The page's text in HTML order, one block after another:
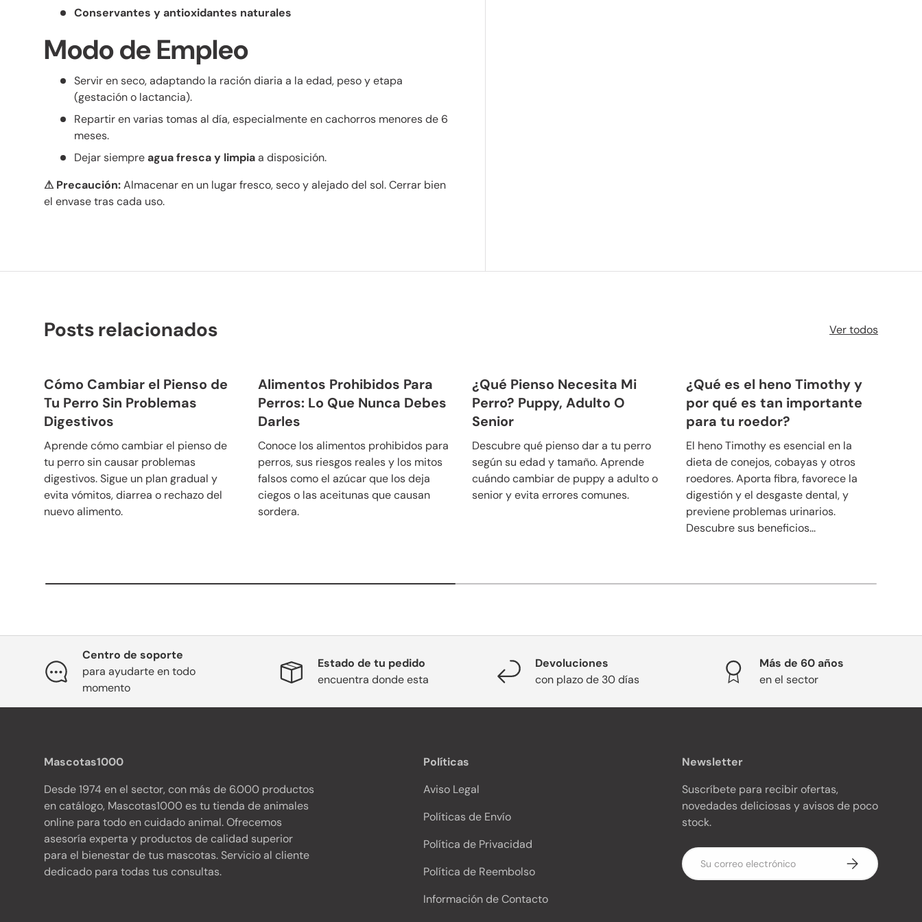
Conservantes y antioxidantes naturales
Modo de Empleo
Servir en seco, adaptando la ración diaria a la edad, peso y etapa
(gestación o lactancia).
Repartir en varias tomas al día, especialmente en cachorros menores de 6
meses.
Dejar siempreagua fresca y limpiaa disposición.
⚠ Precaución:Almacenar en un lugar fresco, seco y alejado del sol. Cerrar bien
el envase tras cada uso.
Posts relacionados Ver todos
Cómo Cambiar el Pienso de
Tu Perro Sin Problemas
Digestivos
Aprende cómo cambiar el pienso de
tu perro sin causar problemas
digestivos. Sigue un plan gradual y
evita vómitos, diarrea o rechazo del
nuevo alimento.
Alimentos Prohibidos Para
Perros: Lo Que Nunca Debes
Darles
Conoce los alimentos prohibidos para
perros, sus riesgos reales y los mitos
falsos como el azúcar que los deja
ciegos o las aceitunas que causan
sordera.
¿Qué Pienso Necesita Mi
Perro? Puppy, Adulto O
Senior
Descubre qué pienso dar a tu perro
según su edad y tamaño. Aprende
cuándo cambiar de puppy a adulto o
senior y evita errores comunes.
¿Qué es el heno Timothy y
por qué es tan importante
para tu roedor?
El heno Timothy es esencial en la
dieta de conejos, cobayas y otros
roedores. Aporta fibra, favorece la
digestión y el desgaste dental, y
previene problemas urinarios.
Descubre sus beneficios...
Centro de soporte
para ayudarte en todo
momento
Estado de tu pedido
encuentra donde esta
Devoluciones
con plazo de 30 días
Más de 60 años
en el sector
Mascotas1000
Desde 1974 en el sector, con más de 6.000 productos
en catálogo, Mascotas1000 es tu tienda de animales
online para todo en cuidado animal. Ofrecemos
asesoría experta y productos de calidad superior
para el bienestar de tus mascotas. Servicio al cliente
dedicado para todas tus consultas.
Políticas
Aviso Legal
Políticas de Envío
Política de Privacidad
Política de Reembolso
Información de Contacto
Newsletter
Suscríbete para recibir ofertas,
novedades deliciosas y avisos de poco
stock.
Correo electrónico
Suscribirse